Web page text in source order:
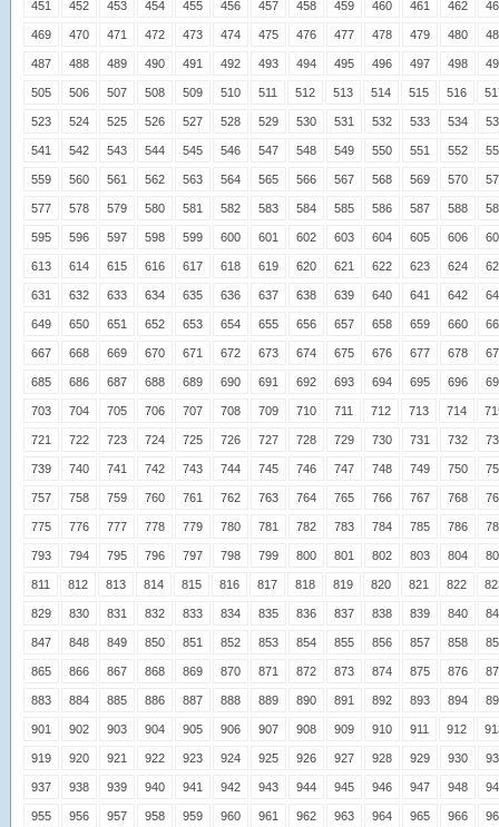
451 452 453 454 455 456 457 458 459 460 461 462
469 470 471 472 473 474 475 476 477 478 479 480
487 488 489 490 491 492 493 494 495 496 497 498
505 506 507 508 509 510 511 512 513 514 515 516
523 524 525 526 527 528 529 530 531 532 533 534
541 542 543 544 545 546 547 548 549 550 551 552
559 560 561 562 563 564 565 566 567 568 569 570
577 578 579 580 581 582 583 584 585 586 587 588
595 596 597 598 599 600 601 602 603 604 605 606
613 614 615 616 617 618 619 620 621 622 623 624
631 632 633 634 635 636 637 638 639 640 641 642
649 650 651 652 653 654 655 656 657 658 659 660
667 668 669 670 671 672 673 674 675 676 677 678
685 686 687 688 689 690 691 692 693 694 695 696
703 704 705 706 707 708 709 710 711 712 713 714
721 722 723 724 725 726 727 728 729 730 731 732
739 740 741 742 743 744 745 746 747 748 749 750
757 758 759 760 761 762 763 764 765 766 767 768
775 776 777 778 779 780 781 782 783 784 785 786
793 794 795 796 797 798 799 800 801 802 803 804
811 812 813 814 815 816 817 818 819 820 821 822
829 830 831 832 833 834 835 836 837 838 839 840
847 848 849 850 851 852 853 854 855 856 857 858
865 866 867 868 869 870 871 872 873 874 875 876
883 884 885 886 887 888 889 890 891 892 893 894
901 902 903 904 905 906 907 908 909 910 911 912
919 920 921 922 923 924 925 926 927 928 929 930
937 938 939 940 941 942 943 944 945 946 947 948
955 956 957 958 959 960 961 962 963 964 965 966